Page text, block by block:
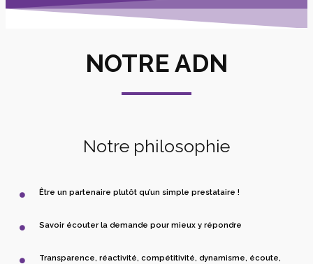
NOTRE ADN
Notre philosophie
Être un partenaire plutôt qu’un simple prestataire !
Savoir écouter la demande pour mieux y répondre
Transparence, réactivité, compétitivité, dynamisme, écoute,